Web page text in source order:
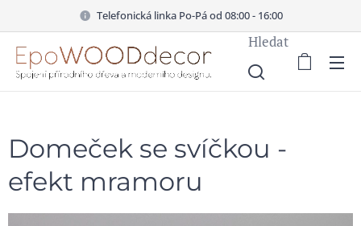
Telefonická linka Po-Pá od 08:00 - 16:00
Hledat
Domeček se svíčkou -
efekt mramoru